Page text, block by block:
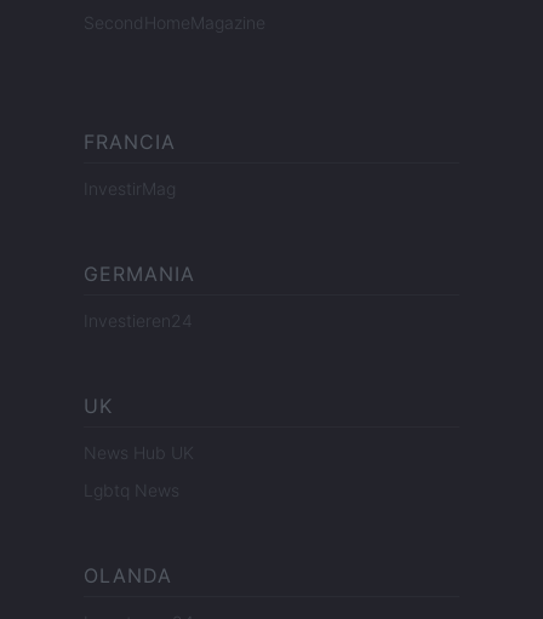
SecondHomeMagazine
FRANCIA
InvestirMag
GERMANIA
Investieren24
UK
News Hub UK
Lgbtq News
OLANDA